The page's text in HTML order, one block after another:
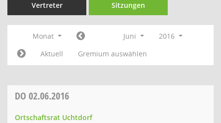
Vertreter Sitzungen
Monat Juni
2016
Aktuell
Gremium auswählen
DO 02.06.2016
Ortschaftsrat Uchtdorf